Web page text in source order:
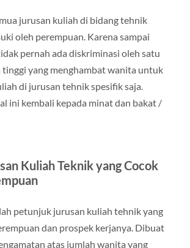
jurusan kuliah di bidang tehnik
oleh perempuan. Karena sampai
pernah ada diskriminasi oleh satu
yang menghambat wanita untuk
di jurusan tehnik spesifik saja.
ini kembali kepada minat dan bakat /
Kuliah Teknik yang Cocok
petunjuk jurusan kuliah tehnik yang
dan prospek kerjanya. Dibuat
atas jumlah wanita yang